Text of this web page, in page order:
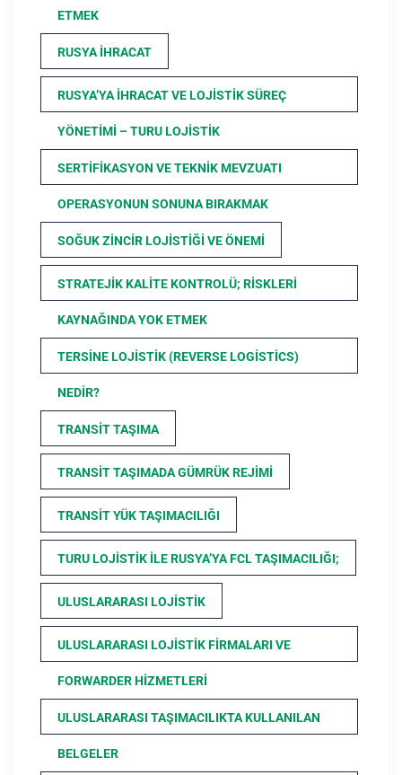
ETMEK
RUSYA İHRACAT
RUSYA’YA İHRACAT VE LOJISTIK SÜREÇ
YÖNETIMI – TURU LOJISTIK
SERTIFIKASYON VE TEKNIK MEVZUATI
OPERASYONUN SONUNA BIRAKMAK
SOĞUK ZINCIR LOJISTIĞI VE ÖNEMI
STRATEJIK KALITE KONTROLÜ; RISKLERI
KAYNAĞINDA YOK ETMEK
TERSINE LOJISTIK (REVERSE LOGISTICS)
NEDIR?
TRANSIT TAŞIMA
TRANSIT TAŞIMADA GÜMRÜK REJIMI
TRANSIT YÜK TAŞIMACILIĞI
TURU LOJISTIK ILE RUSYA’YA FCL TAŞIMACILIĞI;
ULUSLARARASI LOJISTIK
ULUSLARARASI LOJISTIK FIRMALARI VE
FORWARDER HIZMETLERI
ULUSLARARASI TAŞIMACILIKTA KULLANILAN
BELGELER